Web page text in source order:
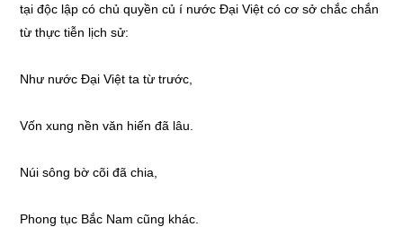
tại độc lập có chủ quyền củ í nước Đại Việt có cơ sở chắc chắn
từ thực tiễn lịch sử:
Như nước Đại Việt ta từ trước,
Vốn xung nền văn hiến đã lâu.
Núi sông bờ cõi đã chia,
Phong tục Bắc Nam cũng khác.